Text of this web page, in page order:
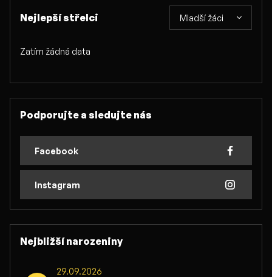
Nejlepší střelci Mladší žáci
Zatím žádná data
Podporujte a sledujte nás
Facebook
Instagram
Nejbližší narozeniny
29.09.2026